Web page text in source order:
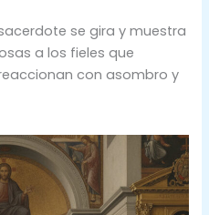
se gira y muestra
a los fieles que
con asombro y